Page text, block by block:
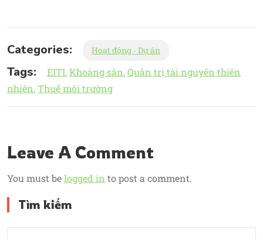
Categories: Hoạt động - Dự án
Tags: EITI Khoáng sản Quản trị tài nguyên thiên
nhiên Thuế môi trường
Leave A Comment
You must belogged in to post a comment.
Tìm kiếm